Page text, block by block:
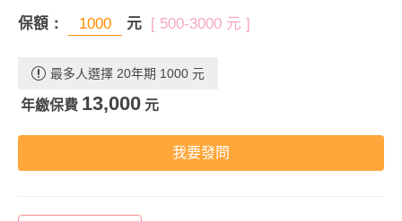
保額： 元 [ 500-3000 元 ]
最多人選擇 20年期 1000 元
年繳保費 13,000 元
我要發問